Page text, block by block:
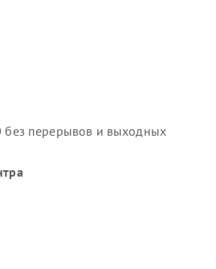
перерывов и выходных